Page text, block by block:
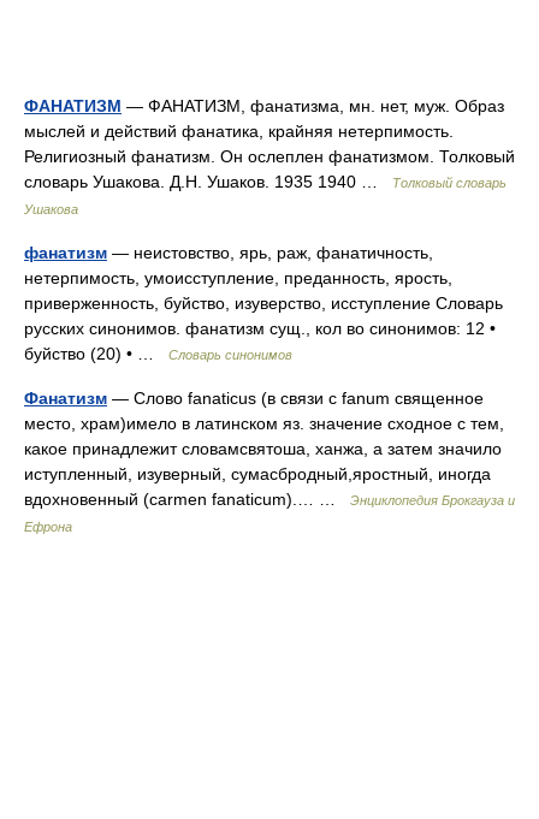
ФАНАТИЗМ — ФАНАТИЗМ, фанатизма, мн. нет, муж. Образ
мыслей и действий фанатика, крайняя нетерпимость.
Религиозный фанатизм. Он ослеплен фанатизмом. Толковый
словарь Ушакова. Д.Н. Ушаков. 1935 1940 …
Толковый словарь
Ушакова
фанатизм — неистовство, ярь, раж, фанатичность,
нетерпимость, умоисступление, преданность, ярость,
приверженность, буйство, изуверство, исступление Словарь
русских синонимов. фанатизм сущ., кол во синонимов: 12 •
буйство (20) • …
Словарь синонимов
Фанатизм — Слово fanaticus (в связи с fanum священное
место, храм)имело в латинском яз. значение сходное с тем,
какое принадлежит словамсвятоша, ханжа, а затем значило
иступленный, изуверный, сумасбродный,яростный, иногда
вдохновенный (carmen fanaticum).… …
Энциклопедия Брокгауза и
Ефрона